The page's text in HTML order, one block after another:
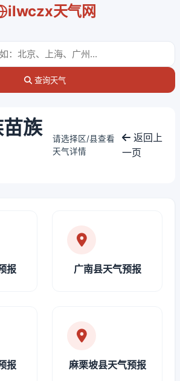
ilwczx天气网
查询天气
族
请选择区/县查看
天气详情
返回上
一页
报 广南县天气预报
报 麻栗坡县天气预报